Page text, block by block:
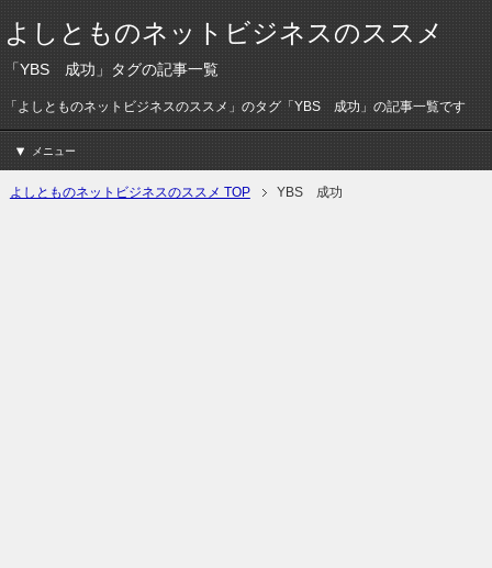
よしとものネットビジネスのススメ
「YBS 成功」タグの記事一覧
「よしとものネットビジネスのススメ」のタグ「YBS 成功」の記事一覧です
メニュー
よしとものネットビジネスのススメ TOP YBS 成功